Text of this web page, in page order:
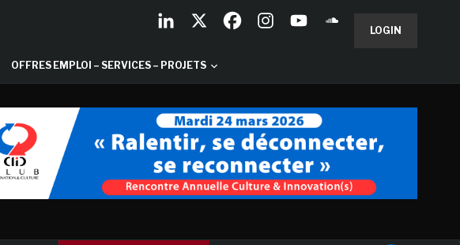
LOGIN
OFFRES EMPLOI – SERVICES – PROJETS